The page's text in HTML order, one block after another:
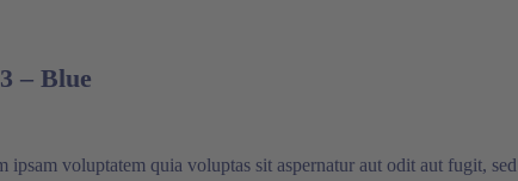
– Blue
ipsam voluptatem quia voluptas sit aspernatur aut odit aut fugit, sed